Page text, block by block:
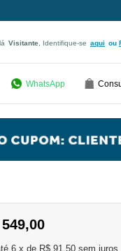
Visitante , Identifique-se aqui
WhatsApp
6 x de R$ 91,50 sem juros